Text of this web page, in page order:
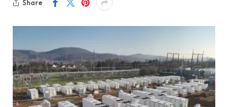
Share